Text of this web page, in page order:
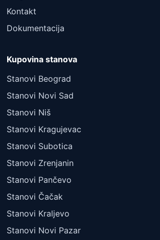
Kontakt
Dokumentacija
Kupovina stanova
Stanovi Beograd
Stanovi Novi Sad
Stanovi Niš
Stanovi Kragujevac
Stanovi Subotica
Stanovi Zrenjanin
Stanovi Pančevo
Stanovi Čačak
Stanovi Kraljevo
Stanovi Novi Pazar